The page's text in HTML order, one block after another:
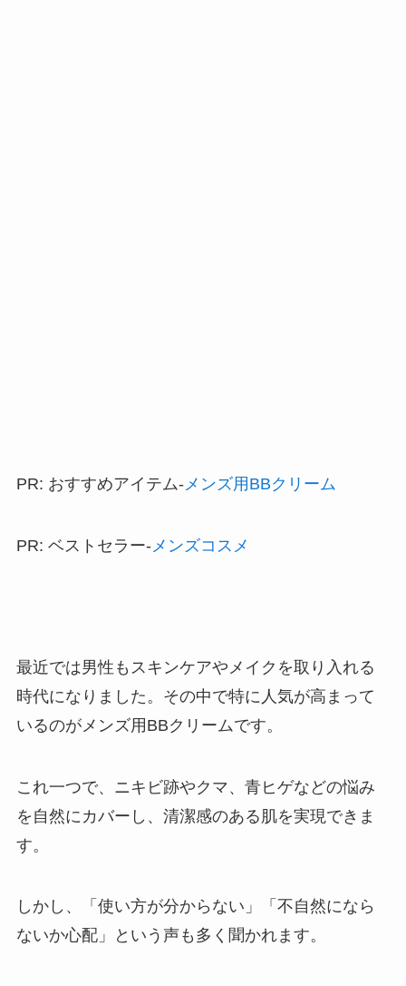
PR: おすすめアイテム-メンズ用BBクリーム
PR: ベストセラー-メンズコスメ
最近では男性もスキンケアやメイクを取り入れる
時代になりました。その中で特に人気が高まって
いるのがメンズ用BBクリームです。
これ一つで、ニキビ跡やクマ、青ヒゲなどの悩み
を自然にカバーし、清潔感のある肌を実現できま
す。
しかし、「使い方が分からない」「不自然になら
ないか心配」という声も多く聞かれます。